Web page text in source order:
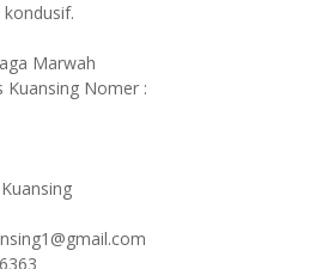
Marwah
Kuansing Nomer :